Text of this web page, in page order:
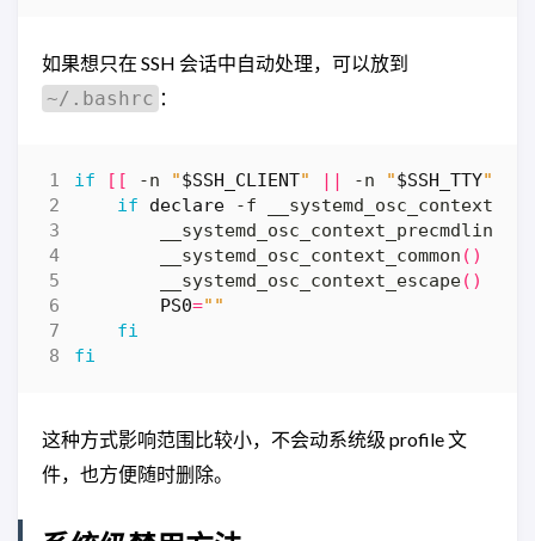
如果想只在 SSH 会话中自动处理，可以放到
~/.bashrc ：
if [[ -n "$SSH_CLIENT" || -n "$SSH_TTY"
if
declare -f
        __systemd_osc_context_precmdline
        __systemd_osc_context_common
()
        __systemd_osc_context_escape
()
PS0=""
fi
fi
这种方式影响范围比较小，不会动系统级 profile 文
件，也方便随时删除。